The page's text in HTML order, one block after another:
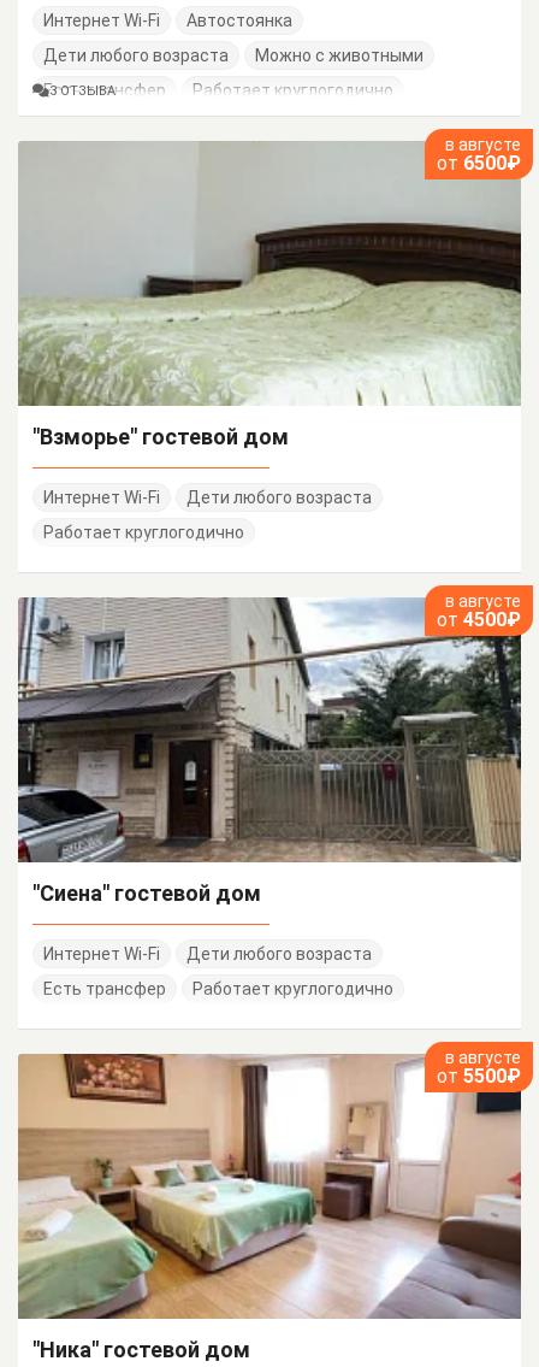
Интернет Wi-Fi
Автостоянка
Дети любого возраста
Можно с животными
Есть трансфер
Работает круглогодично
3 ОТЗЫВА
в августе
от 6500₽
"Взморье" гостевой дом
Интернет Wi-Fi
Дети любого возраста
Работает круглогодично
в августе
от 4500₽
"Сиена" гостевой дом
Интернет Wi-Fi
Дети любого возраста
Есть трансфер
Работает круглогодично
в августе
от 5500₽
"Ника" гостевой дом